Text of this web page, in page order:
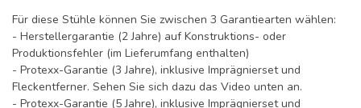
Für diese Stühle können Sie zwischen 3 Garantiearten wählen:
- Herstellergarantie (2 Jahre) auf Konstruktions- oder
Produktionsfehler (im Lieferumfang enthalten)
- Protexx-Garantie (3 Jahre), inklusive Imprägnierset und
Fleckentferner. Sehen Sie sich dazu das Video unten an.
- Protexx-Garantie (5 Jahre), inklusive Imprägnierset und